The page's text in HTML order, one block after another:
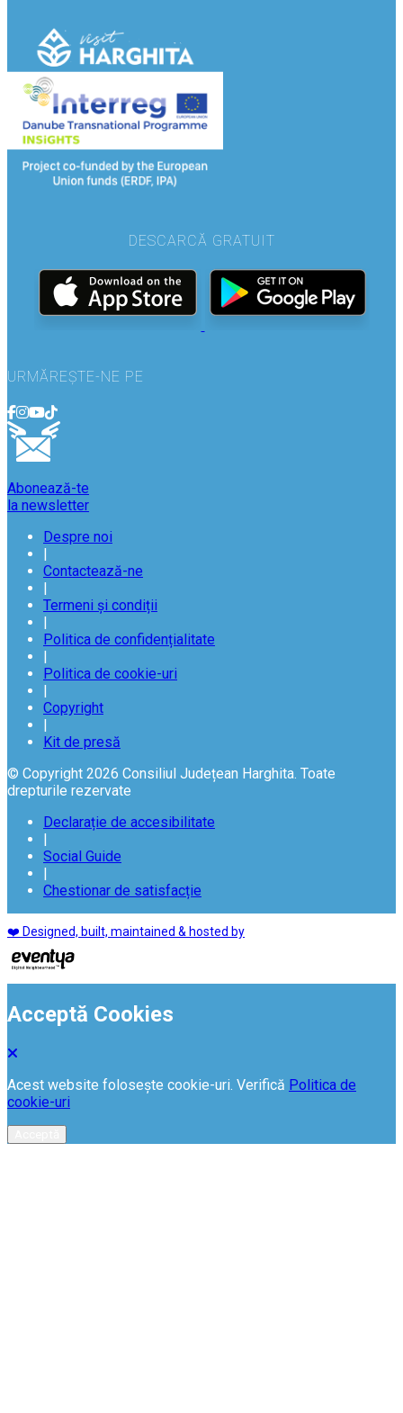
DESCARCĂ GRATUIT
URMĂREȘTE-NE PE
Abonează-te
la newsletter
Despre noi
|
Contactează-ne
|
Termeni și condiții
|
Politica de confidențialitate
|
Politica de cookie-uri
|
Copyright
|
Kit de presă
© Copyright 2026 Consiliul Județean Harghita. Toate
drepturile rezervate
Declarație de accesibilitate
|
Social Guide
|
Chestionar de satisfacție
❤️ Designed, built, maintained & hosted by
Acceptă Cookies
Acest website folosește cookie-uri. Verifică Politica de
cookie-uri